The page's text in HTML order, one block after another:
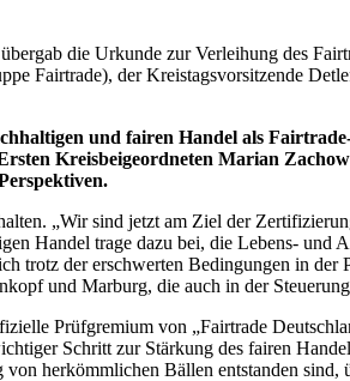
die Urkunde zur Verleihung des
Fairtrade), der Kreistagsvorsitzende
und fairen Handel als
Kreisbeigeordneten Marian
„Wir sind jetzt am Ziel der
Handel trage dazu bei, die Lebens- und
trotz der erschwerten Bedingungen in der
und Marburg, die auch in der
Prüfgremium von „Fairtrade
Schritt zur Stärkung des fairen
herkömmlichen Bällen entstanden sind,